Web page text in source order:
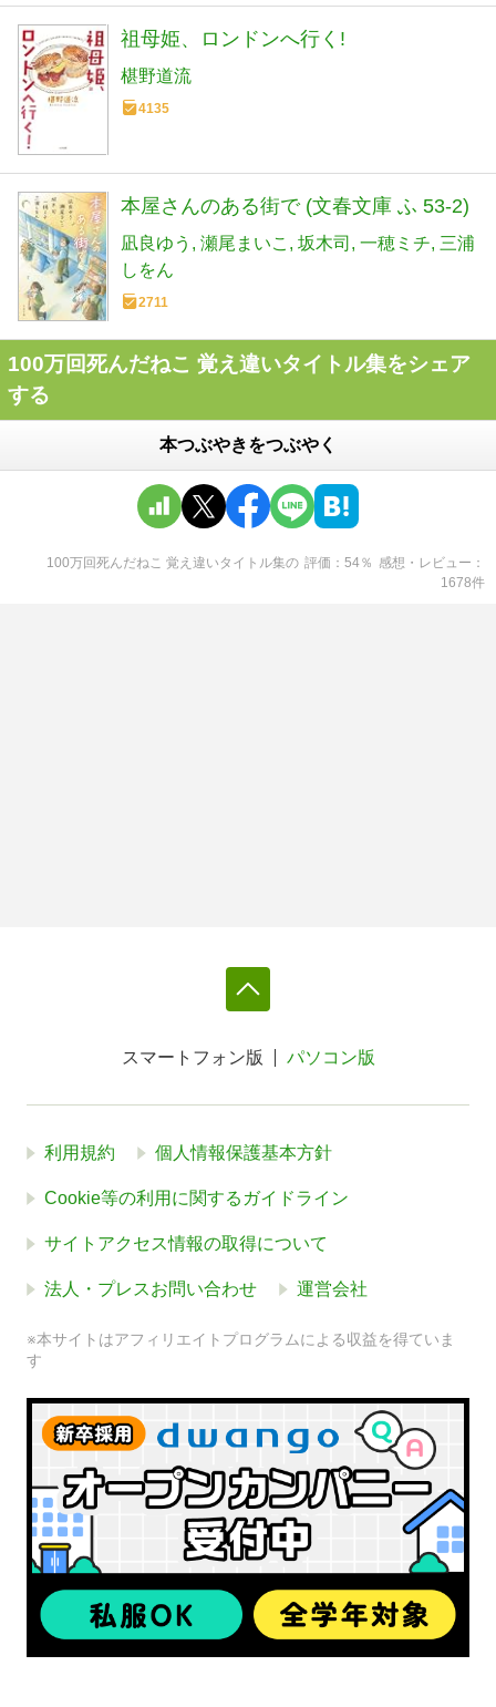
祖母姫、ロンドンへ行く!
椹野道流
4135
本屋さんのある街で (文春文庫 ふ 53-2)
凪良ゆう 瀬尾まいこ 坂木司 一穂ミチ 三浦
しをん
2711
100万回死んだねこ 覚え違いタイトル集をシェア
する
本つぶやきをつぶやく
100万回死んだねこ 覚え違いタイトル集の 評価 54％ 感想・レビュー
1678件
スマートフォン版 パソコン版
利用規約 個人情報保護基本方針
Cookie等の利用に関するガイドライン
サイトアクセス情報の取得について
法人・プレスお問い合わせ 運営会社
※本サイトはアフィリエイトプログラムによる収益を得ていま
す